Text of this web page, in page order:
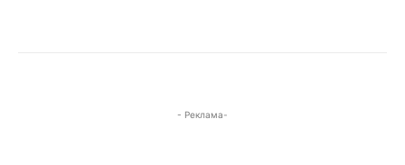
- Реклама-